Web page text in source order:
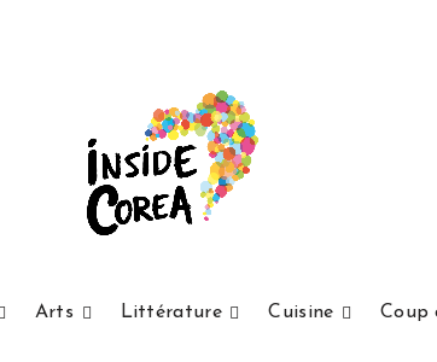
Arts Littérature Cuisine Coup